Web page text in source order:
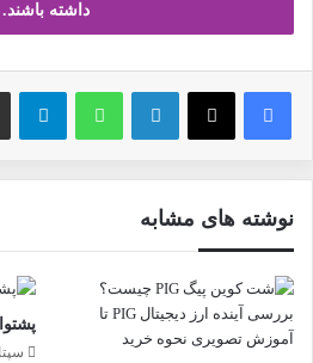
داشته باشند.
فیس بوک X لینکدین واتس آپ
نوشته های مشابه